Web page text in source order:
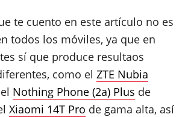
te cuento en este artículo no es
todos los móviles, ya que en
sí que produce resultaos
como el ZTE Nubia
Nothing Phone (2a) Plus de
Xiaomi 14T Pro de gama alta, así